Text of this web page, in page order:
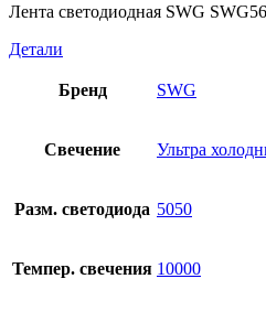
Лента светодиодная SWG
Детали
Бренд SWG
Свечение Ультра
Разм. светодиода 5050
Темпер. свечения 10000